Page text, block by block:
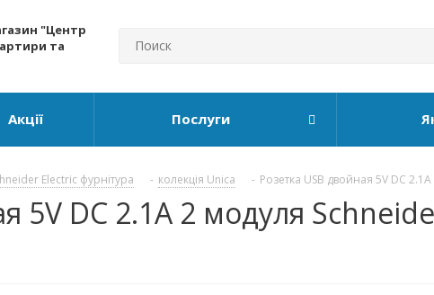
"Центр
та
Акції Послуги
Electric фурнітура - колекція Unica - Розетка USB двойная 5V DC
5V DC 2.1А 2 модуля